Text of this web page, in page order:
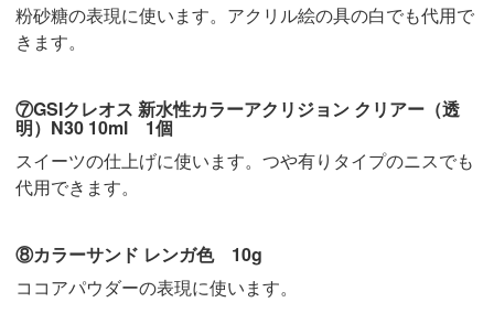
粉砂糖の表現に使います。アクリル絵の具の白でも代用で
きます。
⑦GSIクレオス 新水性カラーアクリジョン クリアー（透
明）N30 10ml 1個
スイーツの仕上げに使います。つや有りタイプのニスでも
代用できます。
⑧カラーサンド レンガ色 10g
ココアパウダーの表現に使います。